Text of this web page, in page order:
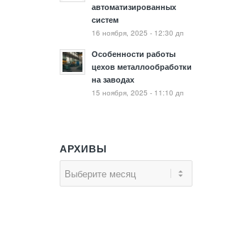
автоматизированных
систем
16 ноября, 2025 - 12:30 дп
Особенности работы
цехов металлообработки
на заводах
15 ноября, 2025 - 11:10 дп
АРХИВЫ